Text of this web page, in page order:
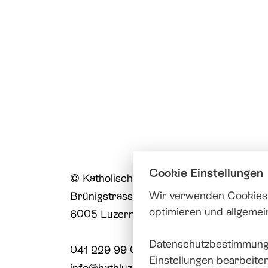
© Katholische Kirche Stadt Luzern
Brünigstrasse 20
6005 Luzern
041 229 99 00
Cookie Einstellungen
Wir verwenden
optimieren und
Einstellungen